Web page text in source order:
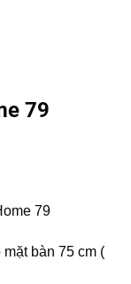
79
79
bàn 75 cm (